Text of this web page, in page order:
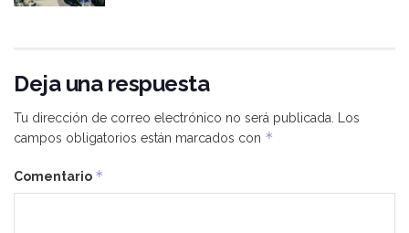
Deja una respuesta
Tu dirección de correo electrónico no será publicada.
Los
campos obligatorios están marcados con *
Comentario *